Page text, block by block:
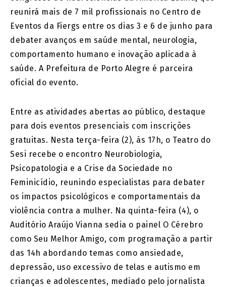
reunirá mais de 7 mil profissionais no Centro de
Eventos da Fiergs entre os dias 3 e 6 de junho para
debater avanços em saúde mental, neurologia,
comportamento humano e inovação aplicada à
saúde. A Prefeitura de Porto Alegre é parceira
oficial do evento.
Entre as atividades abertas ao público, destaque
para dois eventos presenciais com inscrições
gratuitas. Nesta terça-feira (2), às 17h, o Teatro do
Sesi recebe o encontro Neurobiologia,
Psicopatologia e a Crise da Sociedade no
Feminicídio, reunindo especialistas para debater
os impactos psicológicos e comportamentais da
violência contra a mulher. Na quinta-feira (4), o
Auditório Araújo Vianna sedia o painel O Cérebro
como Seu Melhor Amigo, com programação a partir
das 14h abordando temas como ansiedade,
depressão, uso excessivo de telas e autismo em
crianças e adolescentes, mediado pelo jornalista